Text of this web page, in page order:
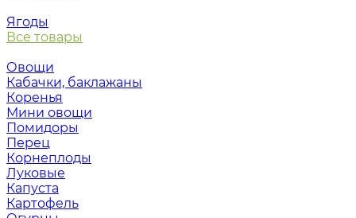
Ягоды
Все товары
Овощи
Кабачки, баклажаны
Коренья
Мини овощи
Помидоры
Перец
Корнеплоды
Луковые
Капуста
Картофель